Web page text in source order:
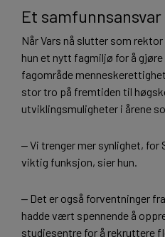
Et samfunnsansvar
Når Vars nå slutter som
hun et nytt fagmiljø for å
fagområde
stor tro på fremtiden til
utviklingsmuligheter i årene
‒ Vi trenger mer synlighet, for
viktig funksjon, sier hun.
‒ Det er også forventninger
hadde vært spennende å
studiesentre for å rekruttere